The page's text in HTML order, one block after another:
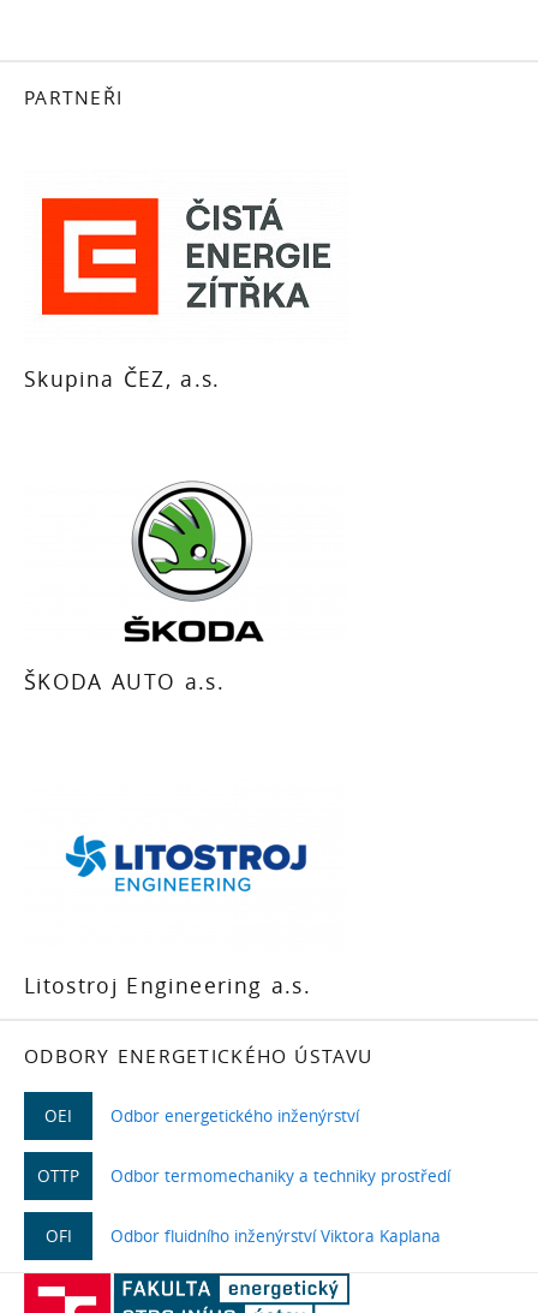
PARTNEŘI
Skupina ČEZ, a.s.
ŠKODA AUTO a.s.
Litostroj Engineering a.s.
ODBORY ENERGETICKÉHO ÚSTAVU
OEI Odbor energetického inženýrství
OTTP Odbor termomechaniky a techniky prostředí
OFI Odbor fluidního inženýrství Viktora Kaplana